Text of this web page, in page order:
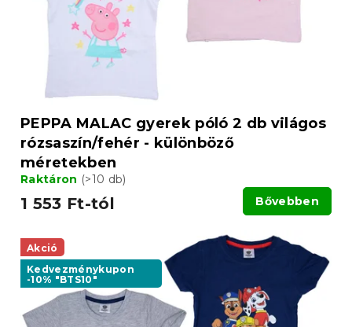
PEPPA MALAC gyerek póló 2 db világos
rózsaszín/fehér - különböző
méretekben
Raktáron (>10 db)
1 553 Ft-tól Bővebben
Akció
Kedvezménykupon
-10% "BTS10"